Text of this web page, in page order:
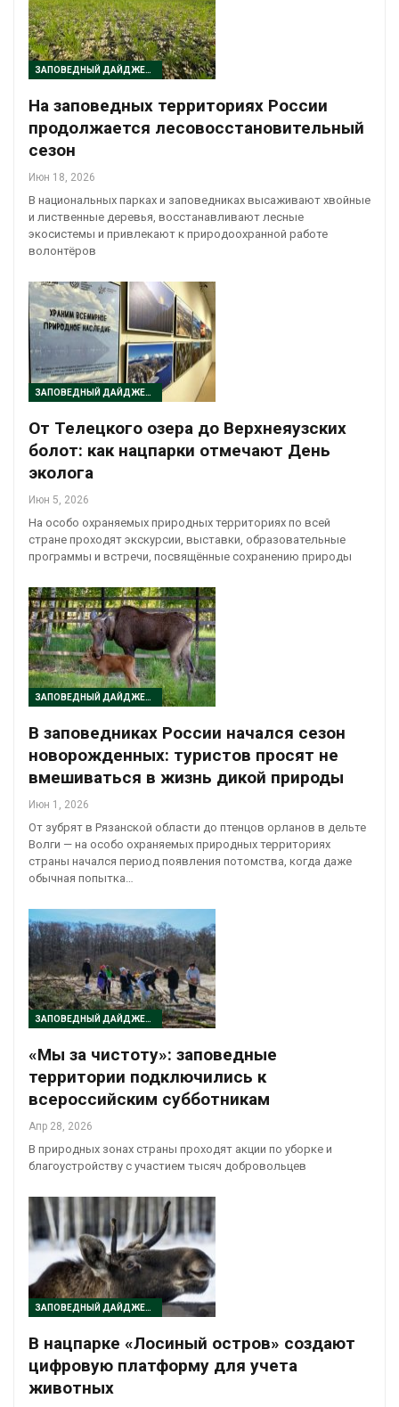
ЗАПОВЕДНЫЙ ДАЙДЖЕСТ
На заповедных территориях России
продолжается лесовосстановительный
сезон
Июн 18, 2026
В национальных парках и заповедниках высаживают хвойные
и лиственные деревья, восстанавливают лесные
экосистемы и привлекают к природоохранной работе
волонтёров
ЗАПОВЕДНЫЙ ДАЙДЖЕСТ
От Телецкого озера до Верхнеяузских
болот: как нацпарки отмечают День
эколога
Июн 5, 2026
На особо охраняемых природных территориях по всей
стране проходят экскурсии, выставки, образовательные
программы и встречи, посвящённые сохранению природы
ЗАПОВЕДНЫЙ ДАЙДЖЕСТ
В заповедниках России начался сезон
новорожденных: туристов просят не
вмешиваться в жизнь дикой природы
Июн 1, 2026
От зубрят в Рязанской области до птенцов орланов в дельте
Волги — на особо охраняемых природных территориях
страны начался период появления потомства, когда даже
обычная попытка…
ЗАПОВЕДНЫЙ ДАЙДЖЕСТ
«Мы за чистоту»: заповедные
территории подключились к
всероссийским субботникам
Апр 28, 2026
В природных зонах страны проходят акции по уборке и
благоустройству с участием тысяч добровольцев
ЗАПОВЕДНЫЙ ДАЙДЖЕСТ
В нацпарке «Лосиный остров» создают
цифровую платформу для учета
животных